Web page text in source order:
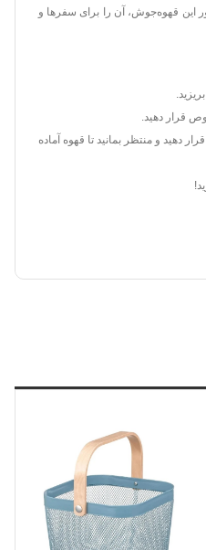
قهوه‌جوش، آن را برای سفرها و
دهید و منتظر بمانید تا قهوه آماده